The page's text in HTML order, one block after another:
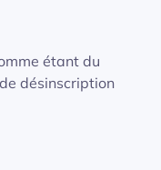
étant du
désinscription